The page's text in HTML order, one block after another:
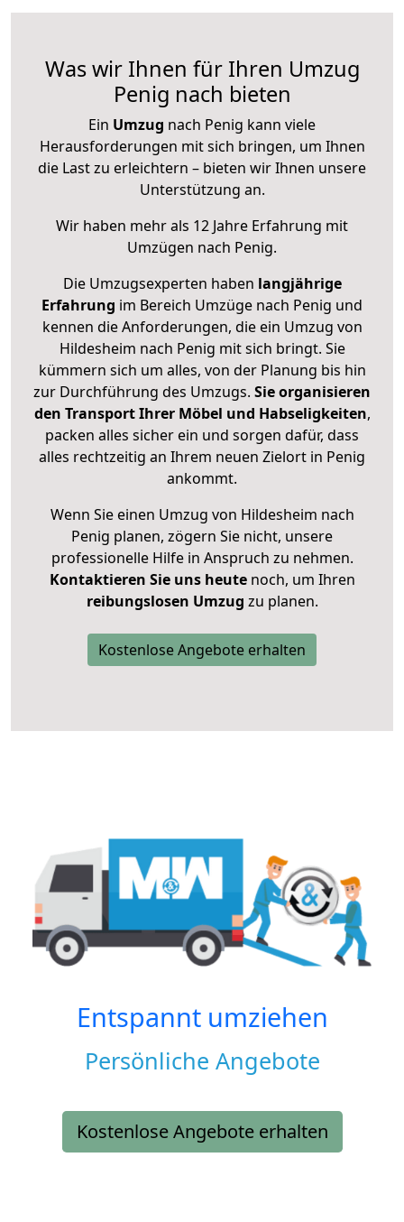
Was wir Ihnen für Ihren Umzug
Penig nach bieten
Ein Umzug nach Penig kann viele
Herausforderungen mit sich bringen, um Ihnen
die Last zu erleichtern – bieten wir Ihnen unsere
Unterstützung an.
Wir haben mehr als 12 Jahre Erfahrung mit
Umzügen nach Penig.
Die Umzugsexperten haben langjährige
Erfahrung im Bereich Umzüge nach Penig und
kennen die Anforderungen, die ein Umzug von
Hildesheim nach Penig mit sich bringt. Sie
kümmern sich um alles, von der Planung bis hin
zur Durchführung des Umzugs. Sie organisieren
den Transport Ihrer Möbel und Habseligkeiten,
packen alles sicher ein und sorgen dafür, dass
alles rechtzeitig an Ihrem neuen Zielort in Penig
ankommt.
Wenn Sie einen Umzug von Hildesheim nach
Penig planen, zögern Sie nicht, unsere
professionelle Hilfe in Anspruch zu nehmen.
Kontaktieren Sie uns heutenoch, um Ihren
reibungslosen Umzug zu planen.
Kostenlose Angebote erhalten
Entspannt umziehen
Persönliche Angebote
Kostenlose Angebote erhalten